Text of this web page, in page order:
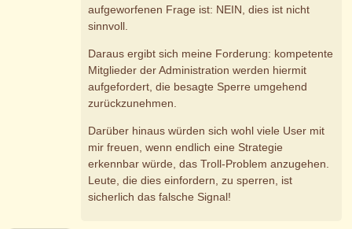
aufgeworfenen Frage ist: NEIN, dies ist nicht
sinnvoll.
Daraus ergibt sich meine Forderung: kompetente
Mitglieder der Administration werden hiermit
aufgefordert, die besagte Sperre umgehend
zurückzunehmen.
Darüber hinaus würden sich wohl viele User mit
mir freuen, wenn endlich eine Strategie
erkennbar würde, das Troll-Problem anzugehen.
Leute, die dies einfordern, zu sperren, ist
sicherlich das falsche Signal!